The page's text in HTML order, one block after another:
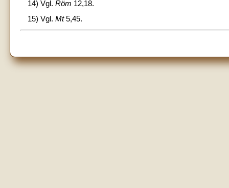
14) Vgl. Röm 12,18.
15) Vgl. Mt5,45.